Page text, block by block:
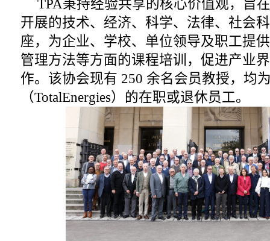
TPA秉持经验共享的核心价值观，旨
开展的技术、经济、科学、法律、社会
座，为企业、学校、单位领导及职工提
管理方法等方面的课程培训，促进产业
作。该协会现有 250 余名会员教授，均
（TotalEnergies）的在职或退休员工。